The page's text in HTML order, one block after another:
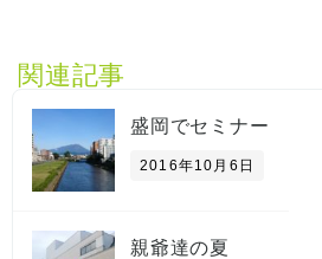
関連記事
盛岡でセミナー
2016年10月6日
親爺達の夏